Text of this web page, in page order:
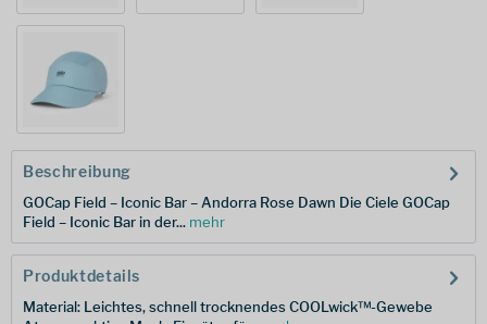
Beschreibung
GOCap Field – Iconic Bar – Andorra Rose Dawn Die Ciele GOCap
Field – Iconic Bar in der... mehr
Produktdetails
Material: Leichtes, schnell trocknendes COOLwick™-Gewebe